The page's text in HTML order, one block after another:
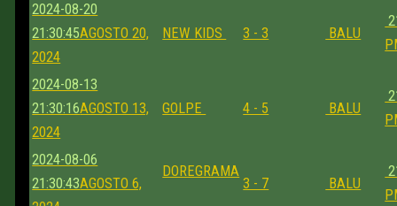
2024-08-20
21:30:45AGOSTO 20,
2024
NEW KIDS 3 - 3 BALU
2024-08-13
21:30:16AGOSTO 13,
2024
GOLPE 4 - 5 BALU
2024-08-06
21:30:43AGOSTO 6,
DOREGRAMA
3 - 7 BALU